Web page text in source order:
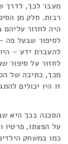
מעבר לכך, לדרך
רבות. חלק מן
היה לחזור עליהם
לסיפור שבעל פה
להעברת ידע –
לחזור על סיפור
מכך, כתיבה של
זו היו יכולים
הסכנה בכך היא
על הפצתו, פרטיו
כמו במשחק